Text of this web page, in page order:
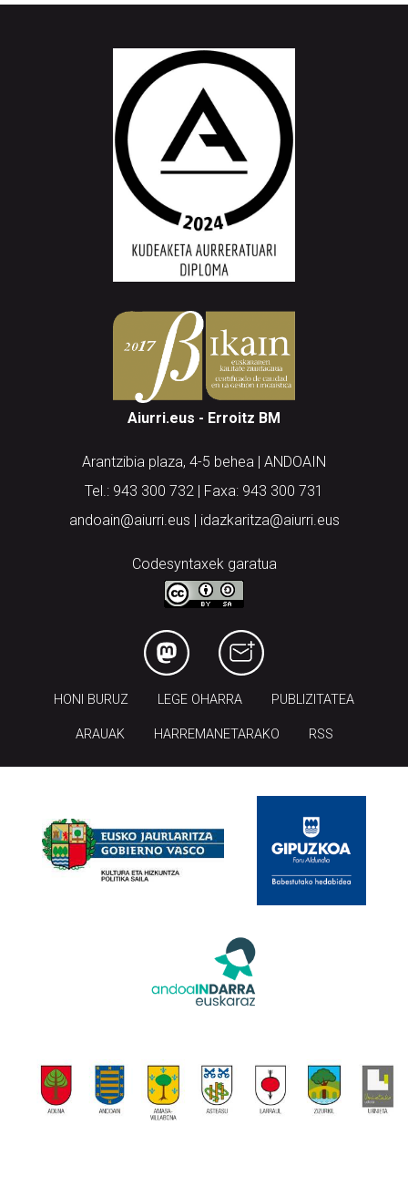
Aiurri.eus - Erroitz BM
Arantzibia plaza, 4-5 behea | ANDOAIN
Tel.: 943 300 732 | Faxa: 943 300 731
andoain@aiurri.eus | idazkaritza@aiurri.eus
Codesyntaxek garatua
HONI BURUZ LEGE OHARRA PUBLIZITATEA
ARAUAK HARREMANETARAKO RSS